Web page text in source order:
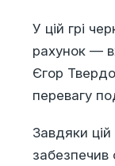
У цій грі
рахунок —
Єгор
перевагу
Завдяки
забезпечив